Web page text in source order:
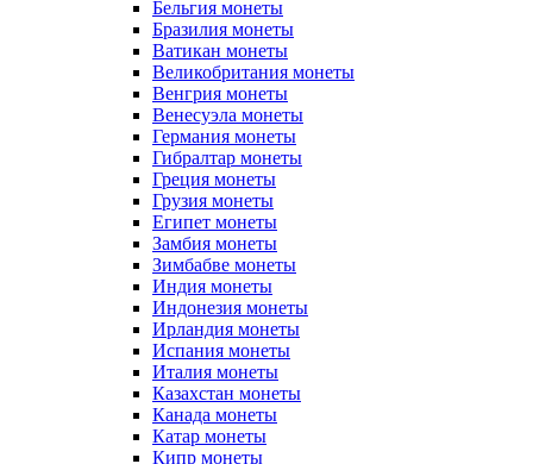
Бельгия монеты
Бразилия монеты
Ватикан монеты
Великобритания монеты
Венгрия монеты
Венесуэла монеты
Германия монеты
Гибралтар монеты
Греция монеты
Грузия монеты
Египет монеты
Замбия монеты
Зимбабве монеты
Индия монеты
Индонезия монеты
Ирландия монеты
Испания монеты
Италия монеты
Казахстан монеты
Канада монеты
Катар монеты
Кипр монеты